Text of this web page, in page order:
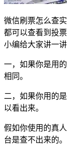
微信刷票怎么查
都可以查看到投
小编给大家讲一
一，如果你是用
相同。
二，如果你用的
以看出来。
假如你使用的真
台是查不出来的。